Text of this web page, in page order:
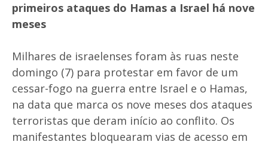
primeiros ataques do Hamas a Israel há nove
meses
Milhares de israelenses foram às ruas neste
domingo (7) para protestar em favor de um
cessar-fogo na guerra entre Israel e o Hamas,
na data que marca os nove meses dos ataques
terroristas que deram início ao conflito. Os
manifestantes bloquearam vias de acesso em